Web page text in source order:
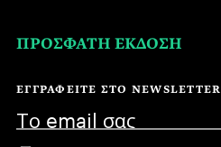
ΠΡΟΣΦΑΤΗ ΕΚΔΟΣΗ
ΕΓΓΡΑΦΕΙΤΕ ΣΤΟ NEWSLETTER